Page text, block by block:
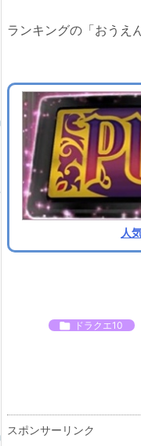
ランキングの「おうえ
人
 ドラクエ10
スポンサーリンク